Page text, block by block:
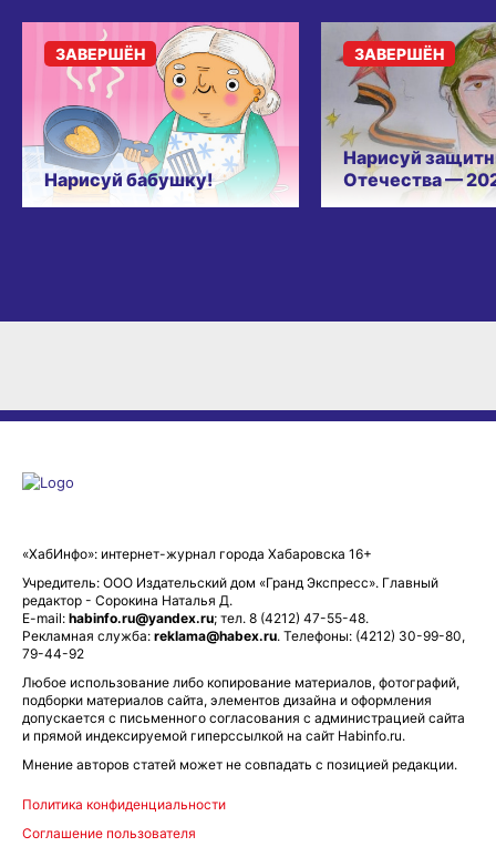
Нарисуй бабушку!
ЗАВЕРШЁН
Нарисуй
Отечества —
ЗАВЕРШЁН
«ХабИнфо»: интернет-журнал города Хабаровска 16+
Учредитель: ООО Издательский дом «Гранд Экспресс». Главный
редактор - Сорокина Наталья Д.
E-mail: habinfo.ru@yandex.ru; тел. 8 (4212) 47-55-48.
Рекламная служба: reklama@habex.ru. Телефоны: (4212) 30-99-80,
79-44-92
Любое использование либо копирование материалов, фотографий,
подборки материалов сайта, элементов дизайна и оформления
допускается с письменного согласования с администрацией сайта
и прямой индексируемой гиперссылкой на сайт Habinfo.ru.
Мнение авторов статей может не совпадать с позицией редакции.
Политика конфиденциальности
Соглашение пользователя